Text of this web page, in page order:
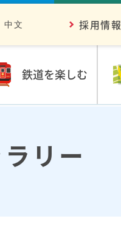
鉄道を楽しむ
採用情報
中文
リー